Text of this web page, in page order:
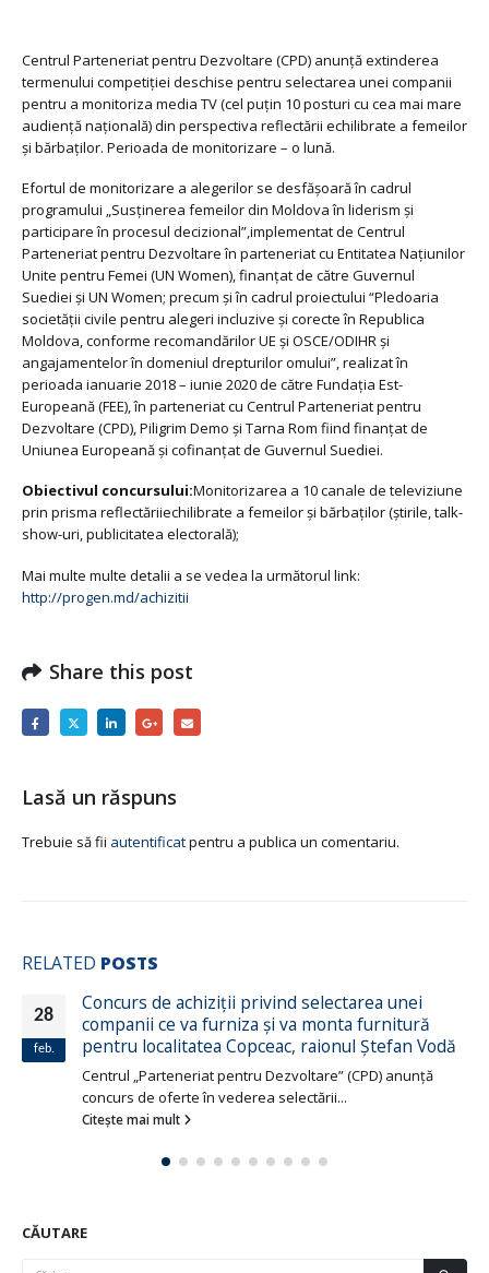
Centrul Parteneriat pentru Dezvoltare (CPD) anunţă extinderea
termenului competiţiei deschise pentru selectarea unei companii
pentru a monitoriza media TV (cel puțin 10 posturi cu cea mai mare
audiență națională) din perspectiva reflectării echilibrate a femeilor
și bărbaților. Perioada de monitorizare – o lună.
Efortul de monitorizare a alegerilor se desfășoară în cadrul
programului „Susținerea femeilor din Moldova în liderism și
participare în procesul decizional”,implementat de Centrul
Parteneriat pentru Dezvoltare în parteneriat cu Entitatea Națiunilor
Unite pentru Femei (UN Women), finanțat de către Guvernul
Suediei și UN Women; precum și în cadrul proiectului “Pledoaria
societăţii civile pentru alegeri incluzive şi corecte în Republica
Moldova, conforme recomandărilor UE şi OSCE/ODIHR şi
angajamentelor în domeniul drepturilor omului”, realizat în
perioada ianuarie 2018 – iunie 2020 de către Fundația Est-
Europeană (FEE), în parteneriat cu Centrul Parteneriat pentru
Dezvoltare (CPD), Piligrim Demo şi Tarna Rom fiind finanţat de
Uniunea Europeană şi cofinanţat de Guvernul Suediei.
Obiectivul concursului:Monitorizarea a 10 canale de televiziune
prin prisma reflectăriiechilibrate a femeilor și bărbaților (știrile, talk-
show-uri, publicitatea electorală);
Mai multe multe detalii a se vedea la următorul link:
http://progen.md/achizitii
Share this post
Lasă un răspuns
Trebuie să fii autentificatpentru a publica un comentariu.
RELATED POSTS
Concurs de achiziții privind selectarea unei
companii ce va furniza și va monta furnitură
pentru localitatea Copceac, raionul Ștefan Vodă
Centrul „Parteneriat pentru Dezvoltare” (CPD) anunță
concurs de oferte în vederea selectării...
Citește mai mult
iul.
CĂUTARE